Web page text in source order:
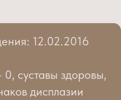
12.02.2016
суставы здоровы,
дисплазии